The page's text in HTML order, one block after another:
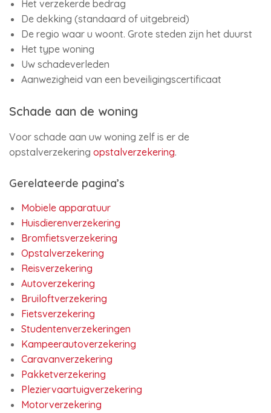
Het verzekerde bedrag
De dekking (standaard of uitgebreid)
De regio waar u woont. Grote steden zijn het duurst
Het type woning
Uw schadeverleden
Aanwezigheid van een beveiligingscertificaat
Schade aan de woning
Voor schade aan uw woning zelf is er de
opstalverzekering opstalverzekering.
Gerelateerde pagina’s
Mobiele apparatuur
Huisdierenverzekering
Bromfietsverzekering
Opstalverzekering
Reisverzekering
Autoverzekering
Bruiloftverzekering
Fietsverzekering
Studentenverzekeringen
Kampeerautoverzekering
Caravanverzekering
Pakketverzekering
Pleziervaartuigverzekering
Motorverzekering